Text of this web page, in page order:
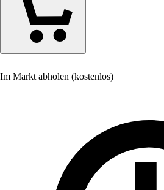
Im Markt abholen (kostenlos)